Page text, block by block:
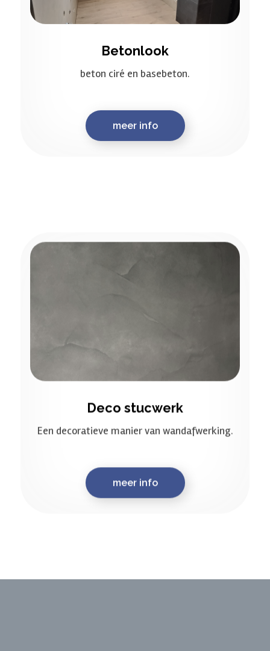
Betonlook
beton ciré en basebeton.
meer info
Deco stucwerk
Een decoratieve manier van wandafwerking.
meer info